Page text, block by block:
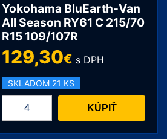
VAN11
215/65
R16
C
109/107
R
Yokohama BluEarth-Van
All Season RY61 C 215/70
R15 109/107R
129,30€ s DPH
SKLADOM 21 KS
množstvo
BluEarth-
KÚPIŤ